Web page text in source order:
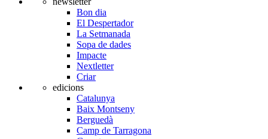
Bon dia
El Despertador
La Setmanada
Sopa de dades
Impacte
Nextletter
Criar
edicions
Catalunya
Baix Montseny
Berguedà
Camp de Tarragona